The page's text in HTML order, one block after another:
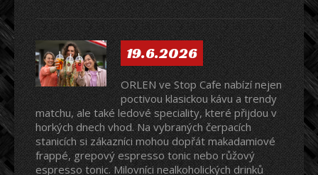
19.6.2026
ORLEN ve Stop Cafe nabízí nejen
poctivou klasickou kávu a trendy
matchu, ale také ledové speciality, které přijdou v
horkých dnech vhod. Na vybraných čerpacích
stanicích si zákazníci mohou dopřát makadamiové
frappé, grepový espresso tonic nebo růžový
espresso tonic. Milovníci nealkoholických drinků